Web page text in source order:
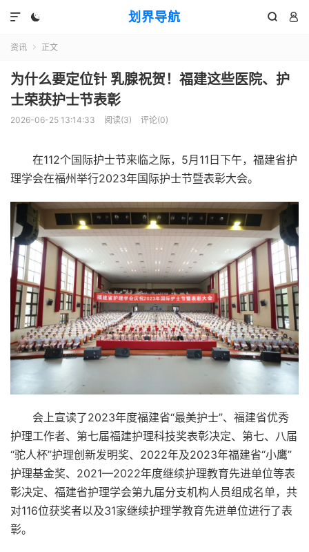
划界导航
  

资讯  正文
为什么要定位针 乳腺祝贺！福建这些医院、护
士荣获护士节表彰
2026-06-25 13:14:33 阅读(3) 评论(0)
在112个国际护士节来临之际， 5月11日下午， 福建省护
理学会在福州举行2023年国际护士节暨表彰大会。
会上宣读了2023年度福建省“最美护士”、福建省优秀
护理工作者、第七届福建护理科技奖表彰决定、第七、八届
“驼人杯”护理创新发明奖、2022年及2023年福建省“小鹰”
护理基金奖、2021—2022年度继续护理教育先进单位等表
彰决定、福建省护理学会第九届分支机构人员组成名单，共
对116位获奖者以及31家继续护理学教育先进单位进行了表
彰。